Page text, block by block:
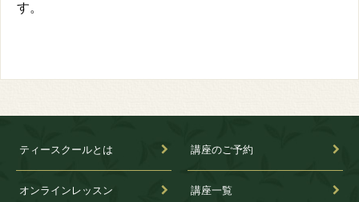
す。
ティースクールとは
オンラインレッスン
講座のご予約
講座一覧